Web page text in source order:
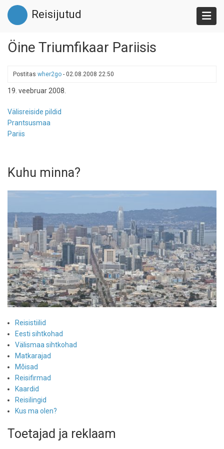
Liigu
edasi
põhisisu
juurde
Reisijutud
Öine Triumfikaar Pariisis
Postitas wher2go - 02.08.2008 22:50
19. veebruar 2008.
Välisreiside pildid
Prantsusmaa
Pariis
Kuhu minna?
Reisistiilid
Eesti sihtkohad
Välismaa sihtkohad
Matkarajad
Mõisad
Reisifirmad
Kaardid
Reisilingid
Kus ma olen?
Toetajad ja reklaam